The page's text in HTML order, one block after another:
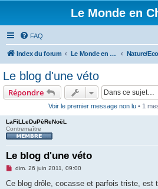
Le Monde en
FAQ
Index du forum Le Monde en Chantier
Le blog d'une véto
Répondre
Voir le premier message non lu• 1
LaFiLLeDuPèReNoëL
Contremaître
Le blog d'une véto
M
s
dim. 26 juin 2011, 09:00
Ce blog drôle, cocasse et parfois triste, est